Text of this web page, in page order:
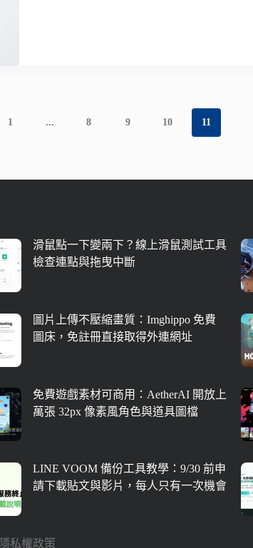
1 ... 8 9 10 11
滑鼠點一下變兩下？線上滑鼠測試工具
檢查連點與拖曳中斷
圖片上傳不壓縮畫質：Imghippo 免費
圖床，免註冊直接取得外連網址
免費遊戲素材可商用：AetherAI 開放上
萬張 32px 像素風角色與道具圖檔
LINE VOOM 備份工具教學：9/30 前申
請下載貼文與影片，每人只有一次機會
隱私權政策